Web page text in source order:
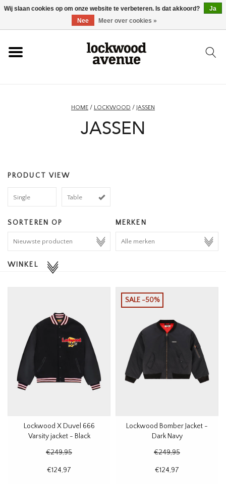
HOME
ACCESSOIRES
HOMEWARE
THE EDIT
HOME / LOCKWOOD / JASSEN
JASSEN
PRODUCT VIEW
Single Table
SORTEREN OP MERKEN
WINKEL
Lockwood X Duvel 666
Varsity jacket - Black
€249,95
€124,97
SALE -50%
Lockwood Bomber Jacket -
Dark Navy
€249,95
€124,97
Wij slaan cookies op om onze website te verbeteren. Is dat akkoord?
Ja
Nee
Meer over cookies »